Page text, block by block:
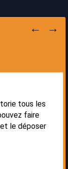
tous les
faire
le déposer